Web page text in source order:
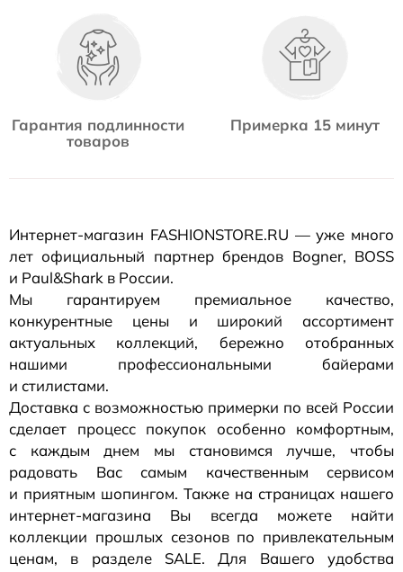
Гарантия подлинности
товаров
Примерка 15 минут
Интернет-магазин FASHIONSTORE.RU — уже много
лет официальный партнер брендов Bogner, BOSS
и Paul&Shark в России.
Мы гарантируем премиальное качество,
конкурентные цены и широкий ассортимент
актуальных коллекций, бережно отобранных
нашими профессиональными байерами
и стилистами.
Доставка с возможностью примерки по всей России
сделает процесс покупок особенно комфортным,
с каждым днем мы становимся лучше, чтобы
радовать Вас самым качественным сервисом
и приятным шопингом. Также на страницах нашего
интернет-магазина Вы всегда можете найти
коллекции прошлых сезонов по привлекательным
ценам, в разделе SALE. Для Вашего удобства